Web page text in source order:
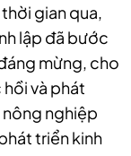
thời gian qua,
lập đã bước
mừng, cho
và phát
nông nghiệp
triển kinh